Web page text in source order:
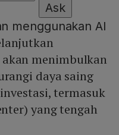
Ask
menggunakan AI
menimbulkan
daya saing
termasuk
yang tengah